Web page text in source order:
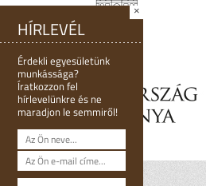
HÍRLEVÉL
Érdekli egyesületünk
munkássága?
Íratkozzon fel
hírlevelünkre és ne
maradjon le semmiről!
×